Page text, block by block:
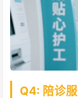
Q4: 陪诊